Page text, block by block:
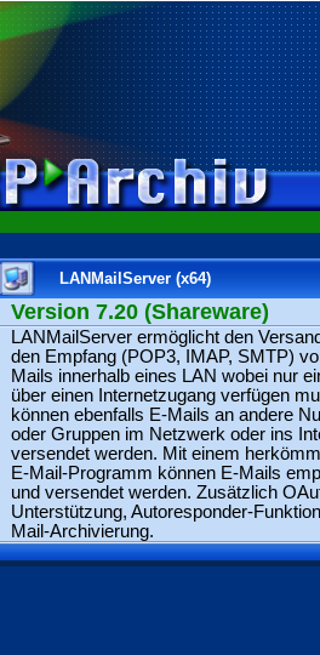
LANMailServer (x64)
Version 7.20 (Shareware)
LANMailServer ermöglicht den
den Empfang (POP3, IMAP, SMTP)
Mails innerhalb eines LAN wobei nur
über einen Internetzugang verfügen
können ebenfalls E-Mails an andere
oder Gruppen im Netzwerk oder ins
versendet werden. Mit einem
E-Mail-Programm können E-Mails
und versendet werden. Zusätzlich
Unterstützung, Autoresponder-
Mail-Archivierung.